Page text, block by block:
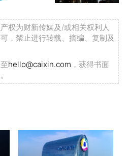
权为财新传媒及/或相关权利人
，禁止进行转载、摘编、复制及
hello@caixin.com ，获得书面